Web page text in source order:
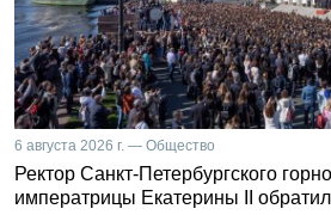
6 августа 2026 г. — Общество
Ректор Санкт-Петербургского
императрицы Екатерины II